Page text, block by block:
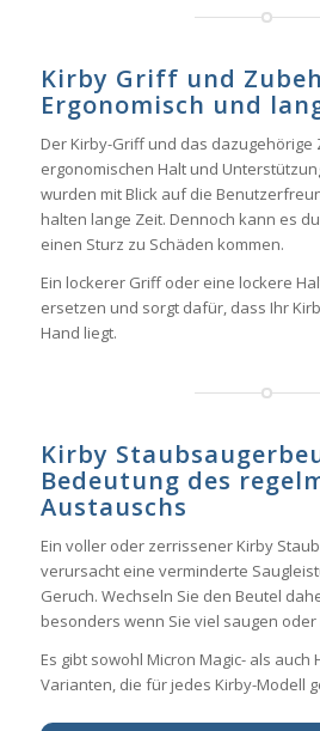
Kirby Griff und
Ergonomisch und
Der Kirby-Griff und das
ergonomischen Halt und
wurden mit Blick auf die
halten lange Zeit. Dennoch kann es
einen Sturz zu Schäden kommen.
Ein lockerer Griff oder eine lockere
ersetzen und sorgt dafür, dass Ihr
Hand liegt.
Kirby
Bedeutung des
Austauschs
Ein voller oder zerrissener Kirby
verursacht eine verminderte
Geruch. Wechseln Sie den Beutel
besonders wenn Sie viel saugen
Es gibt sowohl Micron Magic- als auch
Varianten, die für jedes Kirby-Modell